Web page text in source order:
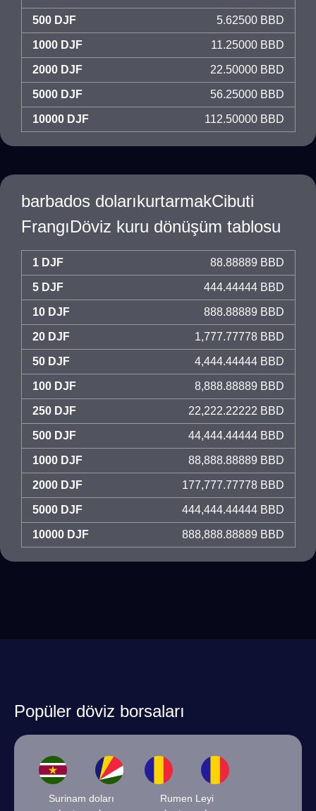
500 DJF 5.62500 BBD
1000 DJF 11.25000 BBD
2000 DJF 22.50000 BBD
5000 DJF 56.25000 BBD
10000 DJF 112.50000 BBD
barbados dolarıkurtarmakCibuti
FrangıDöviz kuru dönüşüm tablosu
1 DJF 88.88889 BBD
5 DJF 444.44444 BBD
10 DJF 888.88889 BBD
20 DJF 1,777.77778 BBD
50 DJF 4,444.44444 BBD
100 DJF 8,888.88889 BBD
250 DJF 22,222.22222 BBD
500 DJF 44,444.44444 BBD
1000 DJF 88,888.88889 BBD
2000 DJF 177,777.77778 BBD
5000 DJF 444,444.44444 BBD
10000 DJF 888,888.88889 BBD
Popüler döviz borsaları
Surinam doları
Rumen Leyi